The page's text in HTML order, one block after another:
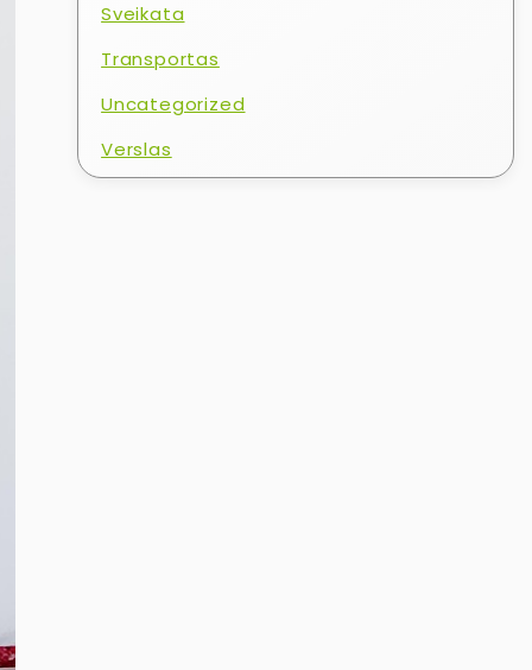
Sveikata
Transportas
Uncategorized
Verslas